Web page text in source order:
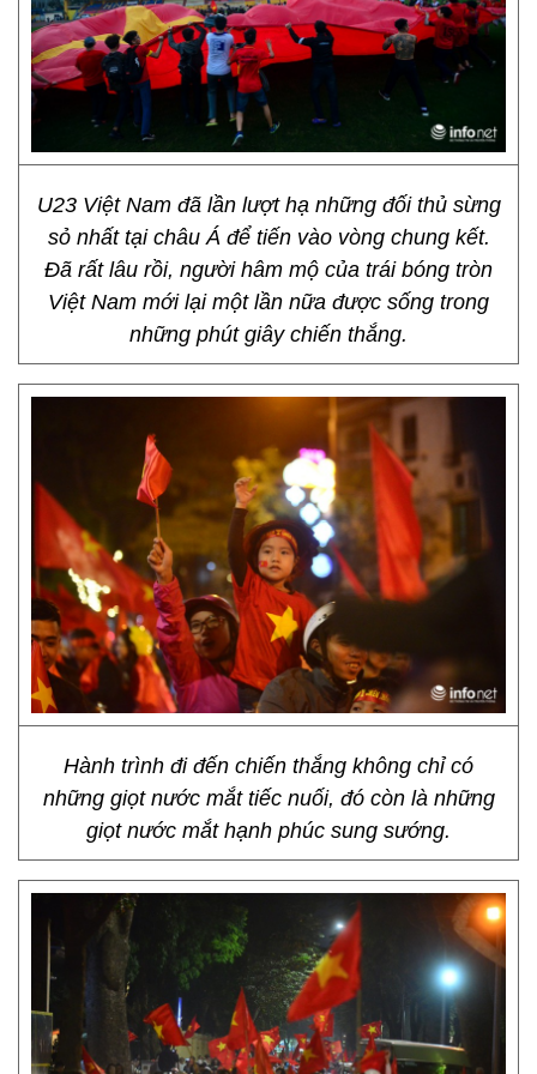
U23 Việt Nam đã lần lượt hạ những đối thủ sừng
sỏ nhất tại châu Á để tiến vào vòng chung kết.
Đã rất lâu rồi, người hâm mộ của trái bóng tròn
Việt Nam mới lại một lần nữa được sống trong
những phút giây chiến thắng.
Hành trình đi đến chiến thắng không chỉ có
những giọt nước mắt tiếc nuối, đó còn là những
giọt nước mắt hạnh phúc sung sướng.